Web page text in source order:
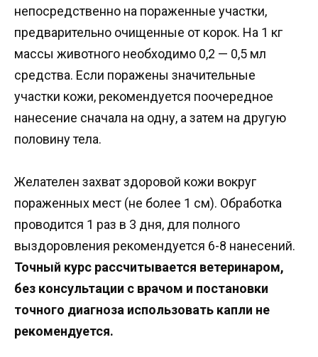
непосредственно на пораженные участки,
предварительно очищенные от корок. На 1 кг
массы животного необходимо 0,2 — 0,5 мл
средства. Если поражены значительные
участки кожи, рекомендуется поочередное
нанесение сначала на одну, а затем на другую
половину тела.
Желателен захват здоровой кожи вокруг
пораженных мест (не более 1 см). Обработка
проводится 1 раз в 3 дня, для полного
выздоровления рекомендуется 6-8 нанесений.
Точный курс рассчитывается ветеринаром,
без консультации с врачом и постановки
точного диагноза использовать капли не
рекомендуется.